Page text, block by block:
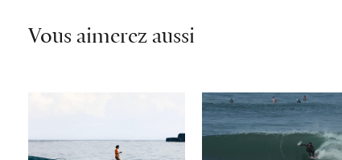
Vous aimerez aussi